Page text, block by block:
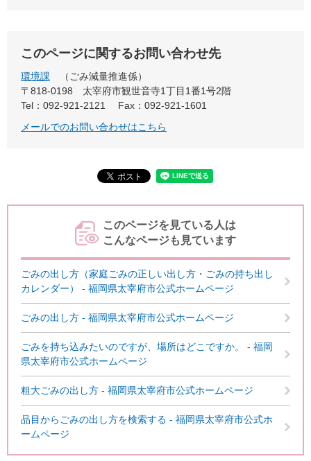
このページに関するお問い合わせ先
環境課
ごみ減量推進係
〒818-0198
太宰府市観世音寺1丁目1番1号2階
Tel：092-921-2121
Fax：092-921-1601
メールでのお問い合わせはこちら
このページを見ている人は
こんなページも見ています
ごみの出し方（家庭ごみの正しい出し方・ごみの持ち出し
カレンダー） - 福岡県太宰府市公式ホームページ
ごみの出し方 - 福岡県太宰府市公式ホームページ
ごみを持ち込みたいのですが、場所はどこですか。 - 福岡
県太宰府市公式ホームページ
粗大ごみの出し方 - 福岡県太宰府市公式ホームページ
品目からごみの出し方を検索する - 福岡県太宰府市公式ホ
ームページ